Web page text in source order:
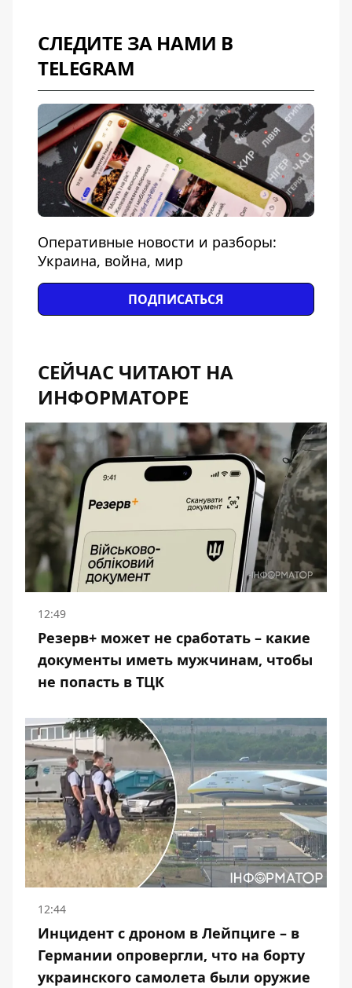
СЛЕДИТЕ ЗА НАМИ В
TELEGRAM
Оперативные новости и разборы:
Украина, война, мир
ПОДПИСАТЬСЯ
СЕЙЧАС ЧИТАЮТ НА
ИНФОРМАТОРЕ
12:49
Резерв+ может не сработать – какие
документы иметь мужчинам, чтобы
не попасть в ТЦК
12:44
Инцидент с дроном в Лейпциге – в
Германии опровергли, что на борту
украинского самолета были оружие